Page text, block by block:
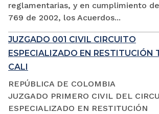
reglamentarias, y en cumplimiento
769 de 2002, los Acuerdos...
JUZGADO 001 CIVIL CIRCUITO
ESPECIALIZADO EN RESTITUCIÓN
CALI
REPÚBLICA DE COLOMBIA
JUZGADO PRIMERO CIVIL DEL
ESPECIALIZADO EN RESTITUCIÓN